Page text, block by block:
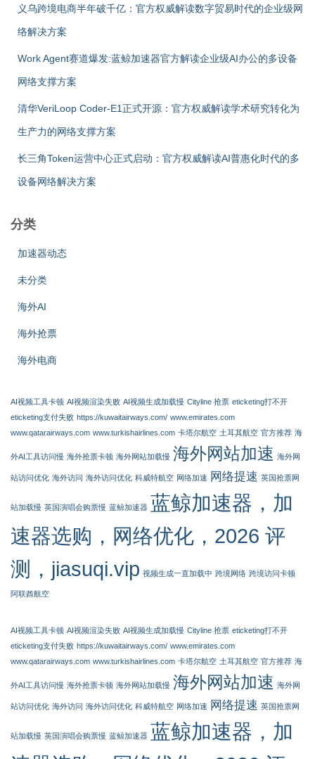
义乌跨境电商半年破千亿：官方权威解读数字贸易时代的企业级网
络解决方案
Work Agent赛道爆发:蓝鲸加速器官方解读企业级AI办公的多设备
网络支撑方案
清华VeriLoop Coder-E1正式开源：官方权威解读学术研究转化为
生产力的网络支撑方案
长三角Token运营中心正式启动：官方权威解读AI普惠化时代的多
设备网络解决方案
分类
加速器动态
未分类
海外AI
海外抢票
海外电商
AI视频工具卡顿 AI视频渲染失败 AI视频生成加载慢 Cityline 抢票 eticketing打不开
eticketing支付失败 https://kuwaitairways.com/ www.emirates.com
www.qatarairways.com www.turkishairlines.com 卡塔尔航空 土耳其航空 官方推荐 海
外AI工具访问慢 海外抢票卡顿 海外网站加载慢 海外网站加速 海外网
站访问优化 海外访问 海外访问优化 科威特航空 网络加速 网络提速 英国抢票网
站加载慢 英国演唱会购票慢 蓝鲸加速器 蓝鲸加速器，加
速器选购，网络优化，2026 评
测，jiasuqi.vip 视频生成一直加载中 跨境网络 跨境访问卡顿
阿联酋航空
AI视频工具卡顿 AI视频渲染失败 AI视频生成加载慢 Cityline 抢票 eticketing打不开
eticketing支付失败 https://kuwaitairways.com/ www.emirates.com
www.qatarairways.com www.turkishairlines.com 卡塔尔航空 土耳其航空 官方推荐 海
外AI工具访问慢 海外抢票卡顿 海外网站加载慢 海外网站加速 海外网
站访问优化 海外访问 海外访问优化 科威特航空 网络加速 网络提速 英国抢票网
站加载慢 英国演唱会购票慢 蓝鲸加速器 蓝鲸加速器，加